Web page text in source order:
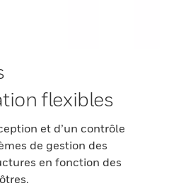
flexibles
et d’un contrôle
de gestion des
en fonction des